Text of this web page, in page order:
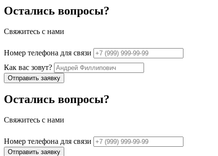
Остались вопросы?
Свяжитесь с нами
Номер телефона для связи
Как вас зовут?
Отправить заявку
Остались вопросы?
Свяжитесь с нами
Номер телефона для связи
Отправить заявку